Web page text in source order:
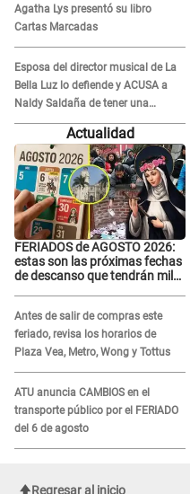
grabar"
Agatha Lys presentó su libro
Cartas Marcadas
Esposa del director musical de La
Bella Luz lo defiende y ACUSA a
Naldy Saldaña de tener una
relación con él y otros integrantes
Actualidad
FERIADOS de AGOSTO 2026:
estas son las próximas fechas
de descanso que tendrán miles
Antes de salir de compras este
feriado, revisa los horarios de
Plaza Vea, Metro, Wong y Tottus
ATU anuncia CAMBIOS en el
transporte público por el FERIADO
del 6 de agosto
Regresar al inicio